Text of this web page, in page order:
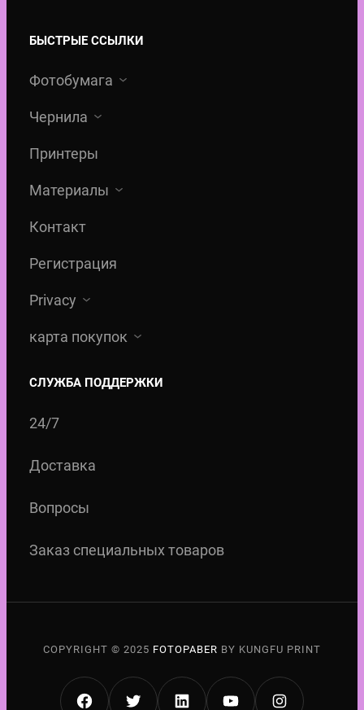
БЫСТРЫЕ ССЫЛКИ
Фотобумага
Чернила
Принтеры
Материалы
Контакт
Регистрация
Privacy
карта покупок
СЛУЖБА ПОДДЕРЖКИ
24/7
Доставка
Вопросы
Заказ специальных товаров
COPYRIGHT © 2025 FOTOPABER BY KUNGFU PRINT
FACEBOOK
TWITTERLINKEDINYOUTUBE